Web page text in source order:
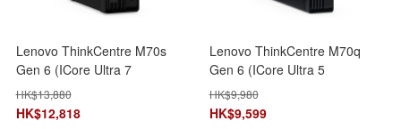
Lenovo ThinkCentre M70s
Gen 6 (ICore Ultra 7
265/16GB+1TB SSD)
12YKS00300 小巧桌上型電腦
HK$13,880
HK$12,818
Lenovo ThinkCentre M70q
Gen 6 (ICore Ultra 5
235T/16GB+512GB SSD)
13A4S00400 小型桌上電腦
HK$9,980
HK$9,599